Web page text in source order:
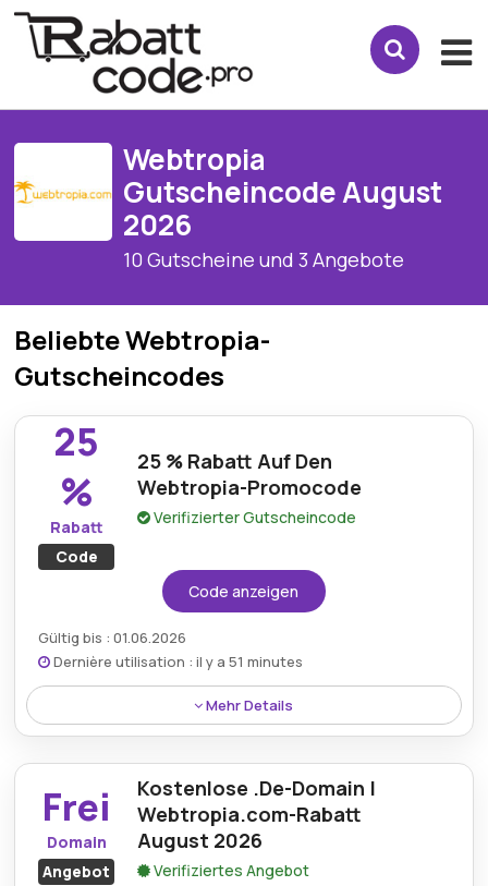
Webtropia
Gutscheincode August
2026
10 Gutscheine und 3 Angebote
Beliebte Webtropia-
Gutscheincodes
25
%
Rabatt
Code
25 % Rabatt Auf Den
Webtropia-Promocode
Verifizierter Gutscheincode
Code anzeigen
Gültig bis : 01.06.2026
Dernière utilisation : il y a 51 minutes
Mehr Details
Profitieren Sie von einem großzügigen Rabatt von 25
%, indem Sie einen Webtropia-Aktionscode
verwenden, um exklusive Einsparungen bei Hosting-
Diensten zu erzielen.
Frei
Domain
Angebot
Kostenlose .De-Domain |
Webtropia.com-Rabatt
August 2026
Verifiziertes Angebot